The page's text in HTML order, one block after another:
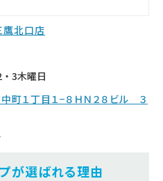
鷹北口店
3木曜日
町１丁目１−８ＨＮ２８ビル ３
が選ばれる理由